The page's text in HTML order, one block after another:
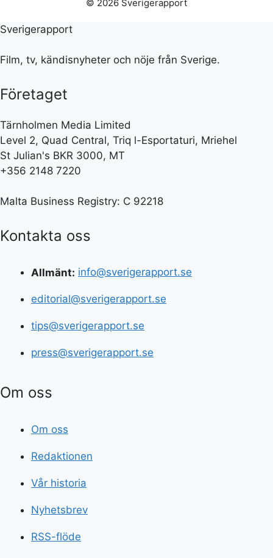
© 2026 Sverigerapport
Sverigerapport
Film, tv, kändisnyheter och nöje från Sverige.
Företaget
Tärnholmen Media Limited
Level 2, Quad Central, Triq l-Esportaturi, Mriehel
St Julian's BKR 3000, MT
+356 2148 7220
Malta Business Registry: C 92218
Kontakta oss
Allmänt: info@sverigerapport.se
editorial@sverigerapport.se
tips@sverigerapport.se
press@sverigerapport.se
Om oss
Om oss
Redaktionen
Vår historia
Nyhetsbrev
RSS-flöde